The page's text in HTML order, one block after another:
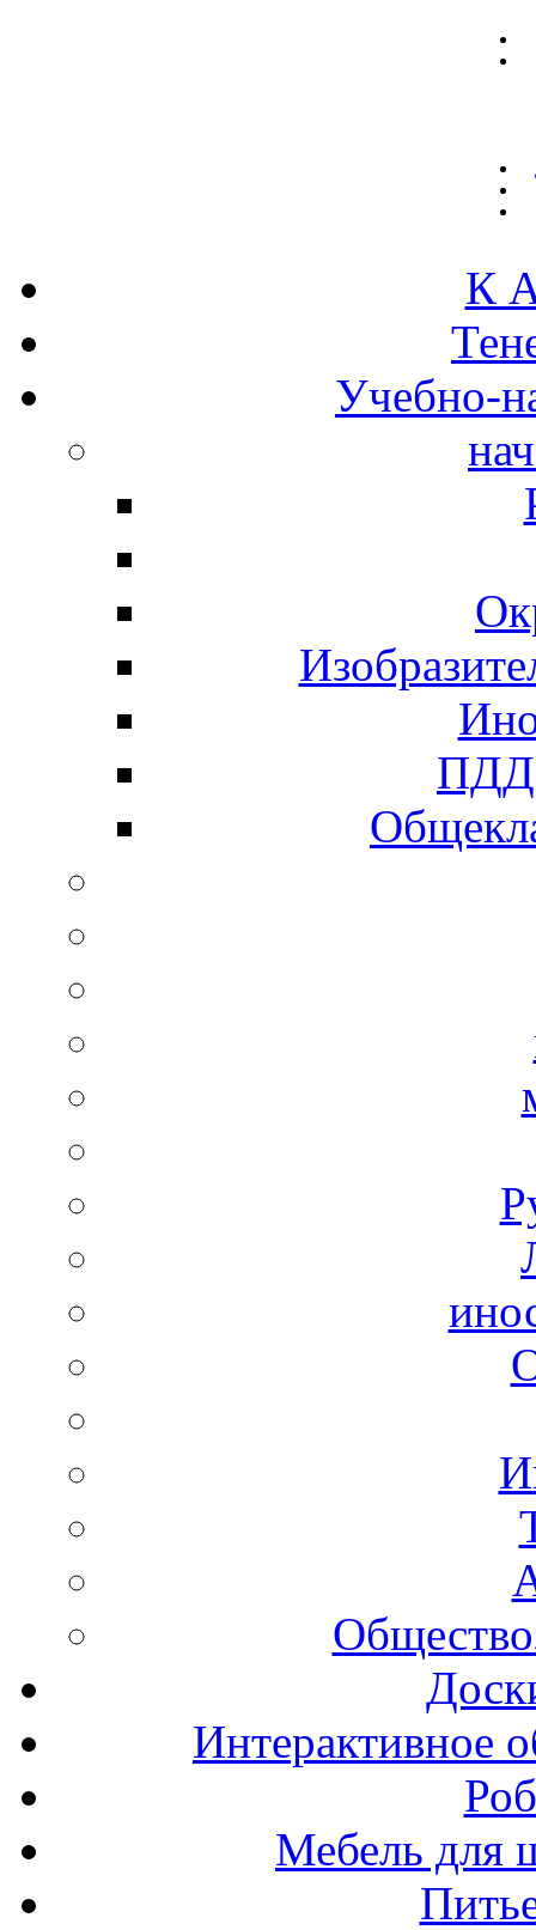
К
Учебно-
ПДД
Интерактивное
Мебель для